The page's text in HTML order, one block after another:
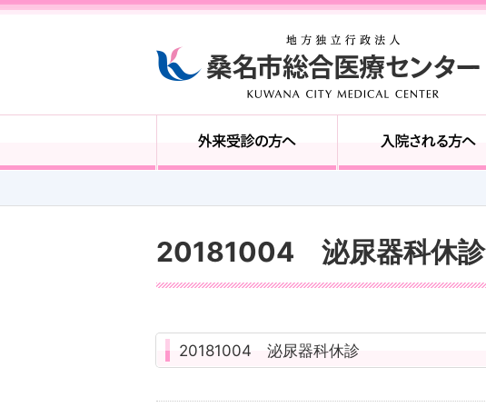
20181004 泌尿器科休診
20181004 泌尿器科休診